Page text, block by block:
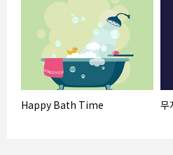
Happy Bath Time 무